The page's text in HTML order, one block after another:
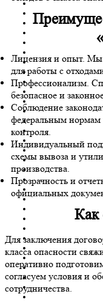
Лицензия и опыт. Мы
для работы с
Профессионализм.
безопасное и
Соблюдение
федеральным нормам
контроля.
Индивидуальный
схемы вывоза и
производства.
Прозрачность и
официальных
Как
Для заключения
класса опасности
оперативно
согласуем условия и
сотрудничества.